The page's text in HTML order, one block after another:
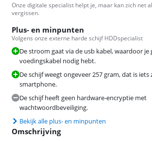
Onze digitale specialist helpt je, maar kan zich net
vergissen.
Plus- en minpunten
Volgens onze externe harde schijf HDDspecialist
De stroom gaat via de usb kabel, waardoor je
voedingskabel nodig hebt.
De schijf weegt ongeveer 257 gram, dat is iets
smartphone.
De schijf heeft geen hardware-encryptie met
wachtwoordbeveiliging.
Bekijk alle plus- en minpunten
Omschrijving